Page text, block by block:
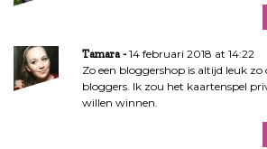
Tamara
14 februari 2018 at 14:22
Zo een bloggershop is altijd leuk zo
bloggers. Ik zou het kaartenspel
willen winnen.